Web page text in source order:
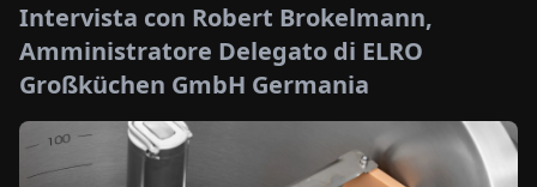
Intervista con Robert Brokelmann,
Amministratore Delegato di ELRO
Großküchen GmbH Germania